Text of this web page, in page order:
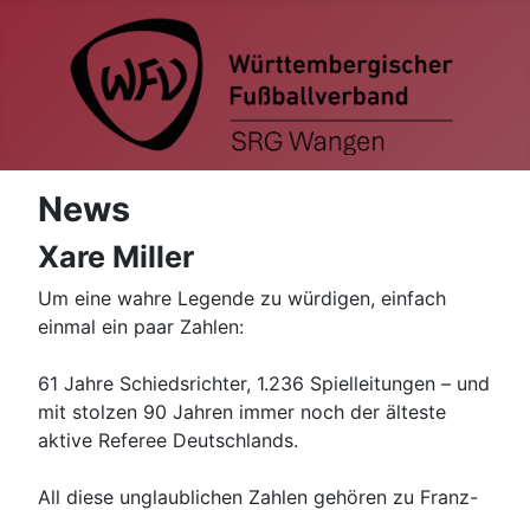
News
Xare Miller
Um eine wahre Legende zu würdigen, einfach
einmal ein paar Zahlen:
61 Jahre Schiedsrichter, 1.236 Spielleitungen – und
mit stolzen 90 Jahren immer noch der älteste
aktive Referee Deutschlands.
All diese unglaublichen Zahlen gehören zu Franz-